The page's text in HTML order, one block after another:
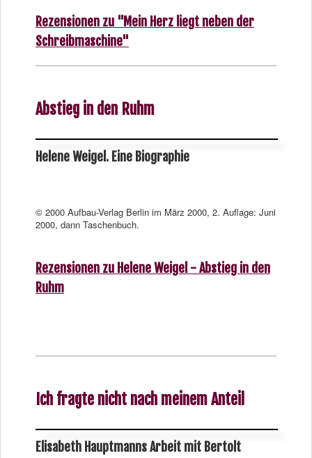
Rezensionen zu "Mein Herz liegt neben der
Schreibmaschine"
Abstieg in den Ruhm
Helene Weigel. Eine Biographie
© 2000 Aufbau-Verlag Berlin im März 2000, 2. Auflage: Juni
2000, dann Taschenbuch.
Rezensionen zu Helene Weigel - Abstieg in den
Ruhm
Ich fragte nicht nach meinem Anteil
Elisabeth Hauptmanns Arbeit mit Bertolt